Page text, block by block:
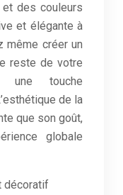
des couleurs
et élégante à
même créer un
reste de votre
une touche
de la
que son goût,
globale
décoratif